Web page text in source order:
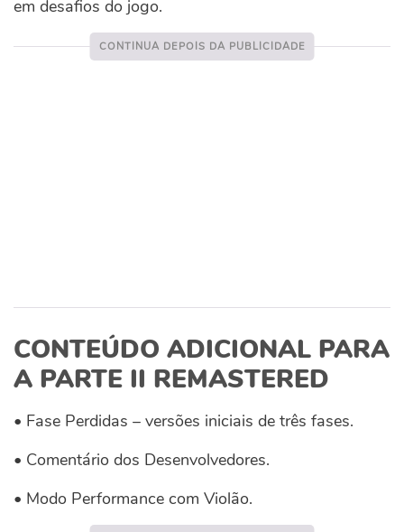
em desafios do jogo.
CONTEÚDO ADICIONAL PARA
A PARTE II REMASTERED
• Fase Perdidas – versões iniciais de três fases.
• Comentário dos Desenvolvedores.
• Modo Performance com Violão.